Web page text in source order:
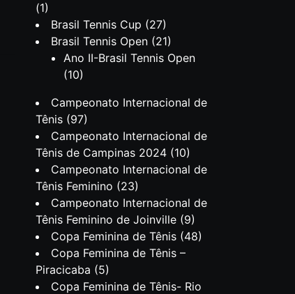
(1)
Brasil Tennis Cup (27)
Brasil Tennis Open (21)
Ano II-Brasil Tennis Open
(10)
Campeonato Internacional de
Tênis (97)
Campeonato Internacional de
Tênis de Campinas 2024 (10)
Campeonato Internacional de
Tênis Feminino (23)
Campeonato Internacional de
Tênis Feminino de Joinville (9)
Copa Feminina de Tênis (48)
Copa Feminina de Tênis –
Piracicaba (5)
Copa Feminina de Tênis- Rio